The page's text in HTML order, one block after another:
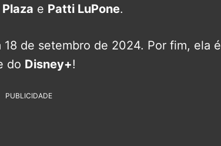
e Patti LuPone.
de setembro de 2024. Por fim, ela é
do Disney+!
PUBLICIDADE